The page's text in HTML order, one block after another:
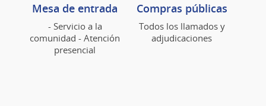
Mesa de entrada
- Servicio a la
comunidad - Atención
presencial
Compras públicas
Todos los llamados y
adjudicaciones